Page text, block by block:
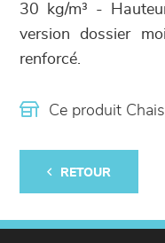
30 kg/m³ -
version dossier
renforcé.
Ce produit
RETOUR